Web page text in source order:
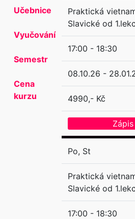
Učebnice
Vyučování
Semestr
Cena
kurzu
Praktická
Slavické od
17:00 - 18:30
08.10.26 -
4990,- Kč
Po, St
Praktická
Slavické od
17:00 - 18:30